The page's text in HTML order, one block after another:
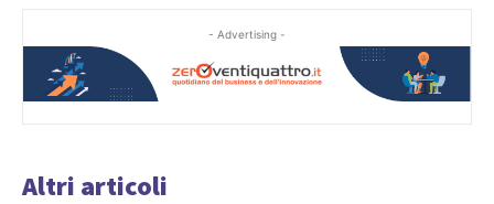
- Advertising -
Altri articoli